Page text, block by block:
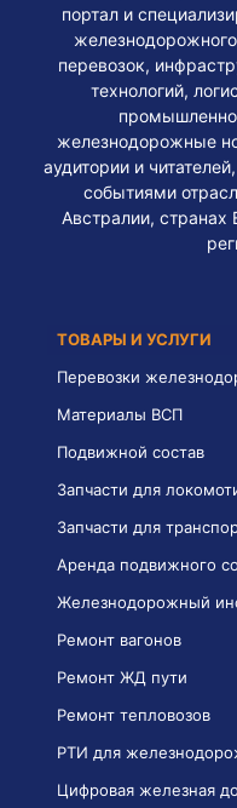
портал и
перевозок,
технологий,
железнодорожные
аудитории и
событиями
Австралии, странах
ТОВАРЫ И УСЛУГИ
Перевозки
Материалы ВСП
Подвижной состав
Запчасти для
Запчасти для
Аренда подвижного
Железнодорожный
Ремонт вагонов
Ремонт ЖД пути
Ремонт тепловозов
РТИ для
Цифровая железная